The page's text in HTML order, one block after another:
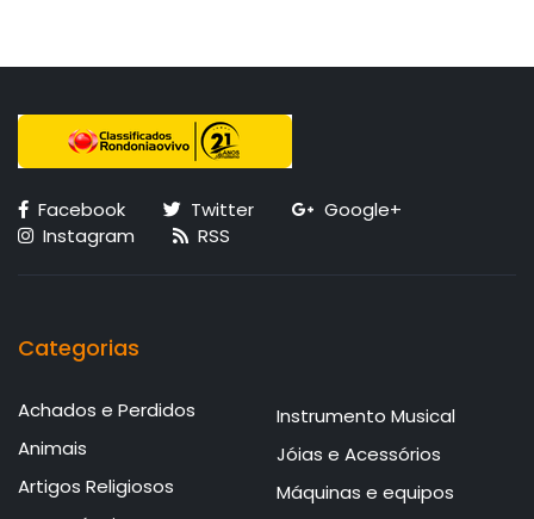
Facebook Twitter
Google+
Instagram
RSS
Categorias
Achados e Perdidos
Animais
Artigos Religiosos
Instrumento Musical
Jóias e Acessórios
Máquinas e equipos